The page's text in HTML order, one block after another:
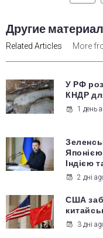
Другие
Related Articles More
У РФ
КНДР
1 день
Японією
Індією
2 дні
США
3 дні